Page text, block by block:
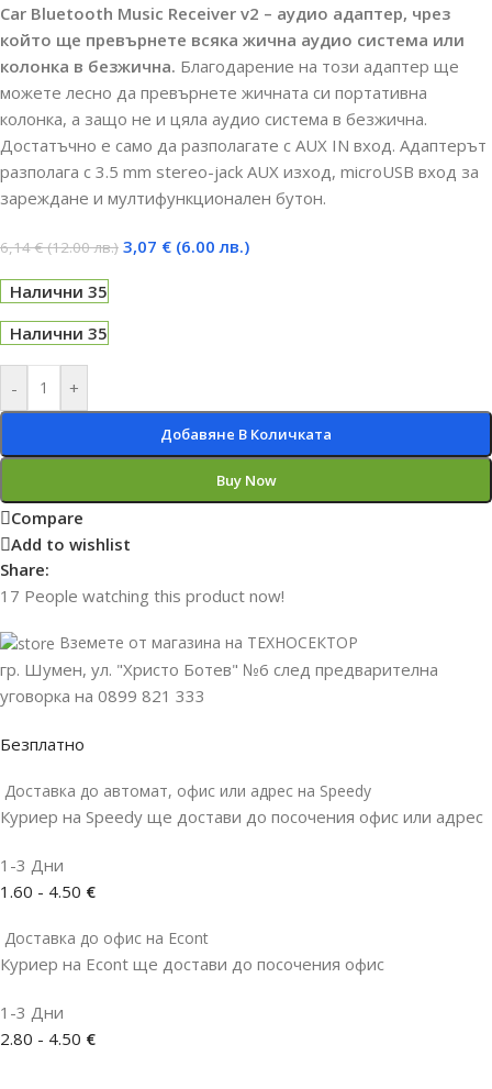
Car Bluetooth Music Receiver v2 – аудио адаптер, чрез
който ще превърнете всяка жична аудио система или
колонка в безжична. Благодарение на този адаптер ще
можете лесно да превърнете жичната си портативна
колонка, а защо не и цяла аудио система в безжична.
Достатъчно е само да разполагате с AUX IN вход. Адаптерът
разполага с 3.5 mm stereo-jack AUX изход, microUSB вход за
зареждане и мултифункционален бутон.
6,14€ (12.00 лв.) 3,07 € (6.00 лв.)
Налични 35
Налични 35
- +
Добавяне В Количката
Buy Now
Compare
Add to wishlist
Share:
17 People watching this product now!
Вземете от магазина на ТЕХНОСЕКТОР
гр. Шумен, ул. "Христо Ботев" №6 след предварителна
уговорка на 0899 821 333
Безплатно
Доставка до автомат, офис или адрес на Speedy
Куриер на Speedy ще достави до посочения офис или адрес
1-3 Дни
1.60 - 4.50 €
Доставка до офис на Econt
Куриер на Econt ще достави до посочения офис
1-3 Дни
2.80 - 4.50 €